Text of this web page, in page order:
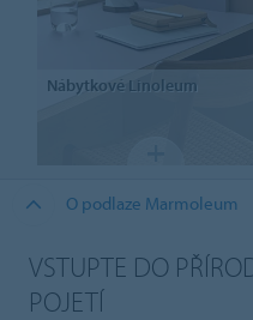
NábytkovéLinoleum
O podlaze Marmoleum
VSTUPTE DO
POJETÍ